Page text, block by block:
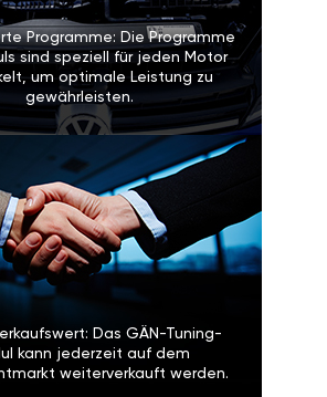
Programme: Die Programme
sind speziell für jeden Motor
um optimale Leistung zu
gewährleisten.
Das GÄN-Tuning-
kann jederzeit auf dem
weiterverkauft werden.